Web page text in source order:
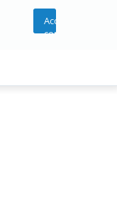
Acces
cont